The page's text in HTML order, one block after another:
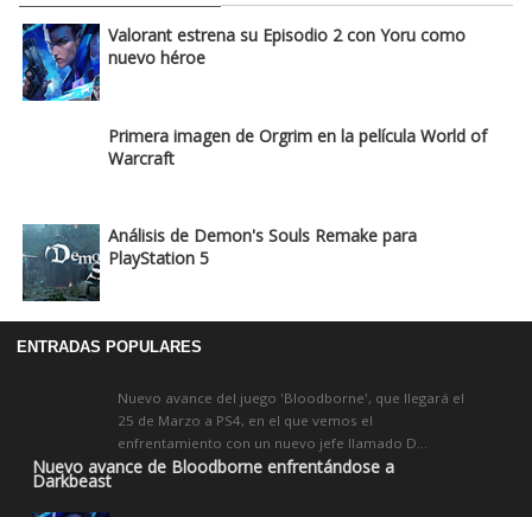
Valorant estrena su Episodio 2 con Yoru como
nuevo héroe
Primera imagen de Orgrim en la película World of
Warcraft
Análisis de Demon's Souls Remake para
PlayStation 5
ENTRADAS POPULARES
Nuevo avance de Bloodborne enfrentándose a
Darkbeast
Nuevo avance del juego 'Bloodborne', que llegará el
25 de Marzo a PS4, en el que vemos el
enfrentamiento con un nuevo jefe llamado D...